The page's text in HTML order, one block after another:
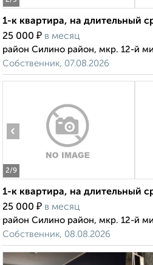
1-к квартира, на длительный
25 000 ₽ в месяц
район Силино район, мкр. 12-й
Собственник, 07.08.2026
2/9
‹
1-к квартира, на длительный
25 000 ₽ в месяц
район Силино район, мкр. 12-й
Собственник, 08.08.2026